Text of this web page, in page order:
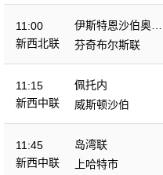
11:00
新西北联
伊斯特恩沙伯奥克
兰
芬奇布尔斯联
11:15
新西中联
佩托内
威斯顿沙伯
11:45
新西中联
岛湾联
上哈特市